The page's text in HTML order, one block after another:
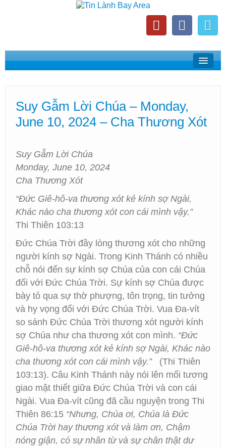
Home
Phát Thanh Tin Lành Bay Area
Các Hội Thánh Bắc California
Suy Gẫm Lời Chúa – Monday,
June 10, 2024 – Cha Thương Xót
Suy Gẫm Lời Chúa
Monday, June 10, 2024
Cha Thương Xót
“Đức Giê-hô-va thương xót kẻ kính sợ Ngài,
Khác nào cha thương xót con cái mình vậy.”
Thi Thiên 103:13
Đức Chúa Trời đầy lòng thương xót cho những
người kính sợ Ngài. Trong Kinh Thánh có nhiều
chỗ nói đến sự kính sợ Chúa của con cái Chúa
đối với Đức Chúa Trời. Sự kính sợ Chúa được
bày tỏ qua sự thờ phượng, tôn trọng, tin tưởng
và hy vọng đối với Đức Chúa Trời. Vua Đa-vít
so sánh Đức Chúa Trời thương xót người kính
sợ Chúa như cha thương xót con mình. “Đức
Giê-hô-va thương xót kẻ kính sợ Ngài, Khác nào
cha thương xót con cái mình vậy.”(Thi Thiên
103:13). Câu Kinh Thánh này nói lên mối tương
giao mật thiết giữa Đức Chúa Trời và con cái
Ngài. Vua Đa-vít cũng đã cầu nguyện trong Thi
Thiên 86:15 “Nhưng, Chúa ơi, Chúa là Đức
Chúa Trời hay thương xót và làm ơn, Chậm
nóng giận, có sự nhân từ và sự chân thật dư